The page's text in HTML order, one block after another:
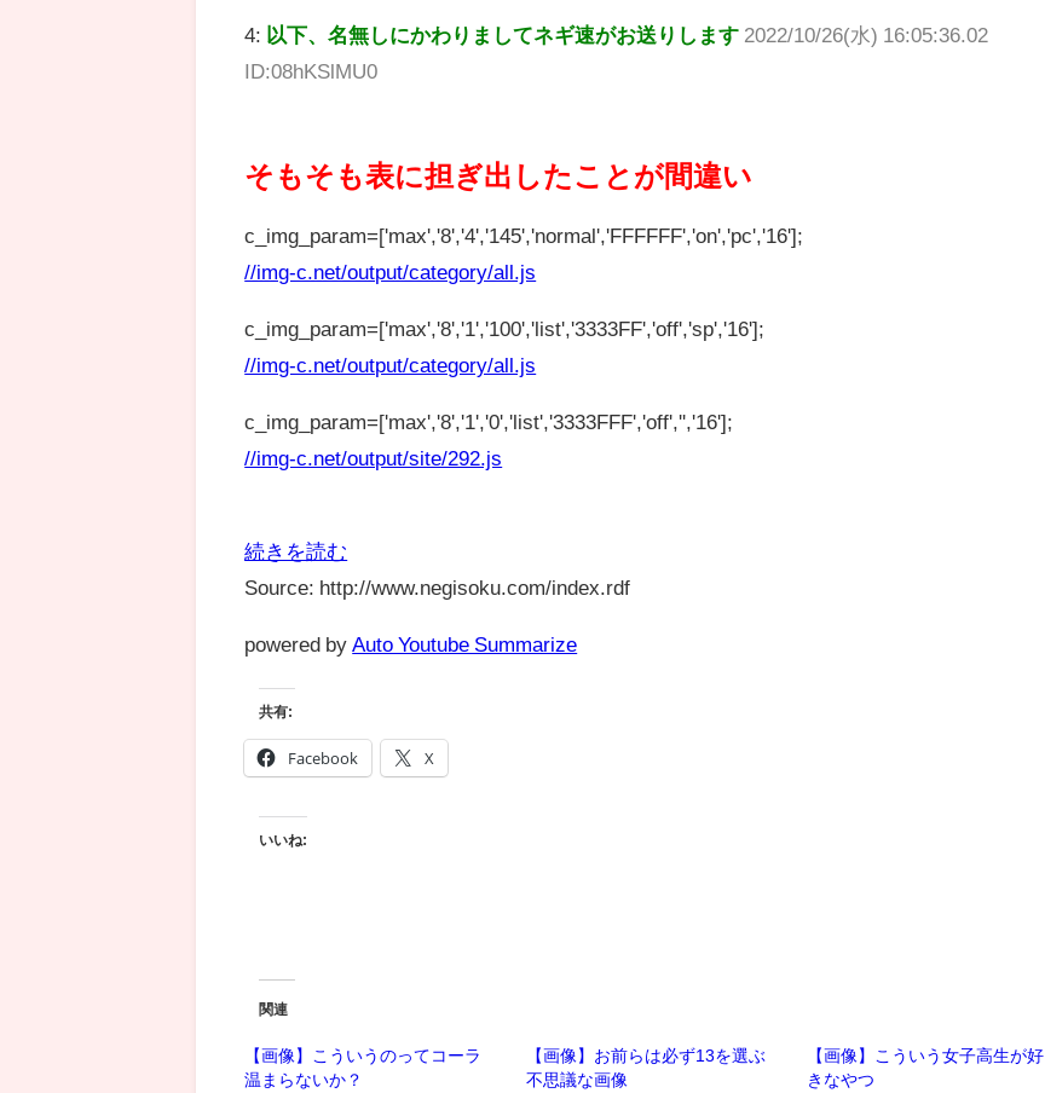
4: 以下、名無しにかわりましてネギ速がお送りします 2022/10/26(水) 16:05:36.02
ID:08hKSlMU0
そもそも表に担ぎ出したことが間違い
c_img_param=['max','8','4','145','normal','FFFFFF','on','pc','16'];
//img-c.net/output/category/all.js
c_img_param=['max','8','1','100','list','3333FF','off','sp','16'];
//img-c.net/output/category/all.js
c_img_param=['max','8','1','0','list','3333FFF','off','','16'];
//img-c.net/output/site/292.js
続きを読む
Source: http://www.negisoku.com/index.rdf
powered by Auto Youtube Summarize
共有:
Facebook X
いいね:
関連
【画像】こういうのってコーラ
温まらないか？
【画像】お前らは必ず13を選ぶ
不思議な画像
【画像】こういう女子高生が好
きなやつ